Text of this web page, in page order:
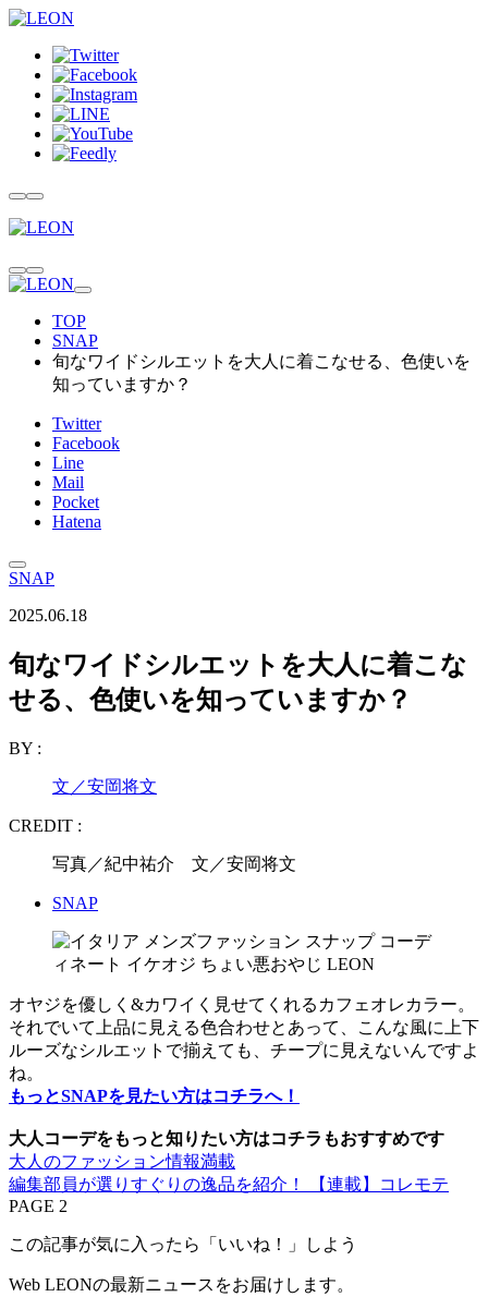
TOP
SNAP
旬なワイドシルエットを大人に着こなせる、色使いを
知っていますか？
Twitter
Facebook
Line
Mail
Pocket
Hatena
SNAP
2025.06.18
旬なワイドシルエットを大人に着こな
せる、色使いを知っていますか？
BY :
文／安岡将文
CREDIT :
写真／紀中祐介 文／安岡将文
SNAP
オヤジを優しく&カワイく見せてくれるカフェオレカラー。
それでいて上品に見える色合わせとあって、こんな風に上下
ルーズなシルエットで揃えても、チープに見えないんですよ
ね。
もっとSNAPを見たい方はコチラへ！
大人コーデをもっと知りたい方はコチラもおすすめです
大人のファッション情報満載
編集部員が選りすぐりの逸品を紹介！ 【連載】コレモテ
PAGE 2
この記事が気に入ったら「いいね！」しよう
Web LEONの最新ニュースをお届けします。